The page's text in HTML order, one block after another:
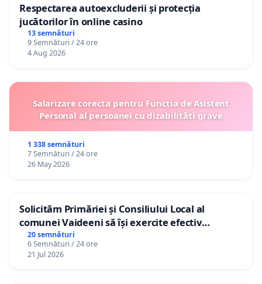
Respectarea autoexcluderii și protecția
jucătorilor în online casino
13 semnături
9 Semnături / 24 ore
4 Aug 2026
Salarizare corecta pentru Funcția de Asistent
Personal al persoanei cu dizabilități grave
1 338 semnături
7 Semnături / 24 ore
26 May 2026
Solicităm Primăriei și Consiliului Local al
comunei Vaideeni să își exercite efectiv
atribuțiile legale și să reprezinte interesele
cetățenilor în raport cu APAVIL S.A, operatorul
serviciului de apă!
20 semnături
6 Semnături / 24 ore
21 Jul 2026